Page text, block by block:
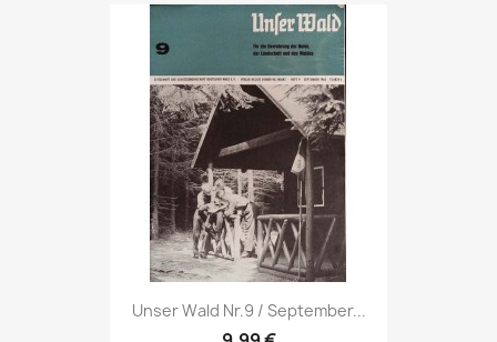
 Vorschau
Unser Wald Nr.9 / September...